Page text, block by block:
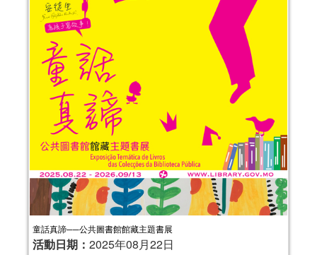
童話真諦──公共圖書館館藏主題書展
活動日期： 2025年08月22日